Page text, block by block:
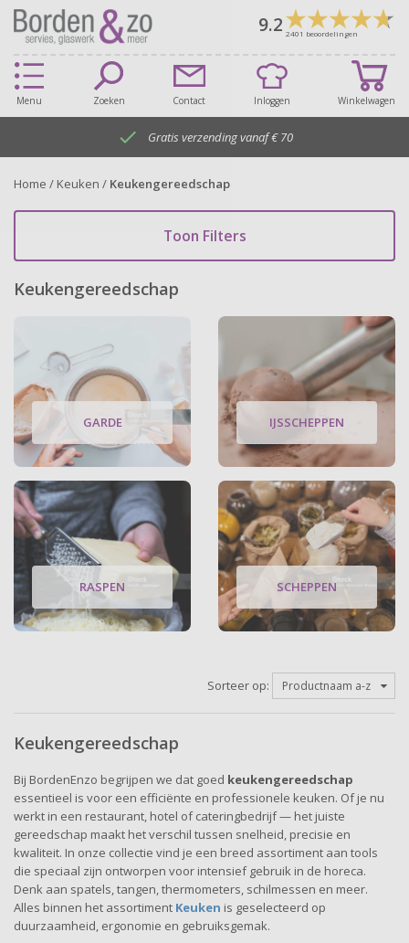
9.2 2401 beoordelingen
Menu Zoeken Contact Inloggen Winkelwagen
 Gratis verzending vanaf € 70
Home / Keuken / Keukengereedschap
Toon Filters
Keukengereedschap
GARDE IJSSCHEPPEN
RASPEN SCHEPPEN
Sorteer op: Productnaam a-z
Keukengereedschap
Bij BordenEnzo begrijpen we dat goed keukengereedschap
essentieel is voor een efficiënte en professionele keuken. Of je nu
werkt in een restaurant, hotel of cateringbedrijf — het juiste
gereedschap maakt het verschil tussen snelheid, precisie en
kwaliteit. In onze collectie vind je een breed assortiment aan tools
die speciaal zijn ontworpen voor intensief gebruik in de horeca.
Denk aan spatels, tangen, thermometers, schilmessen en meer.
Alles binnen het assortiment Keuken is geselecteerd op
duurzaamheid, ergonomie en gebruiksgemak.